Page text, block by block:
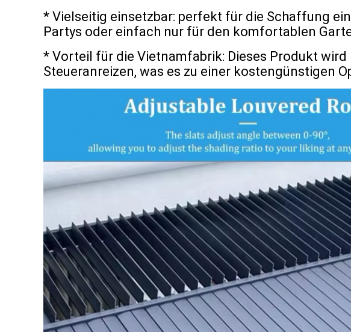
* Vielseitig einsetzbar: perfekt für die Schaffung
Partys oder einfach nur für den komfortablen
* Vorteil für die Vietnamfabrik: Dieses Produkt
Steueranreizen, was es zu einer kostengünstigen